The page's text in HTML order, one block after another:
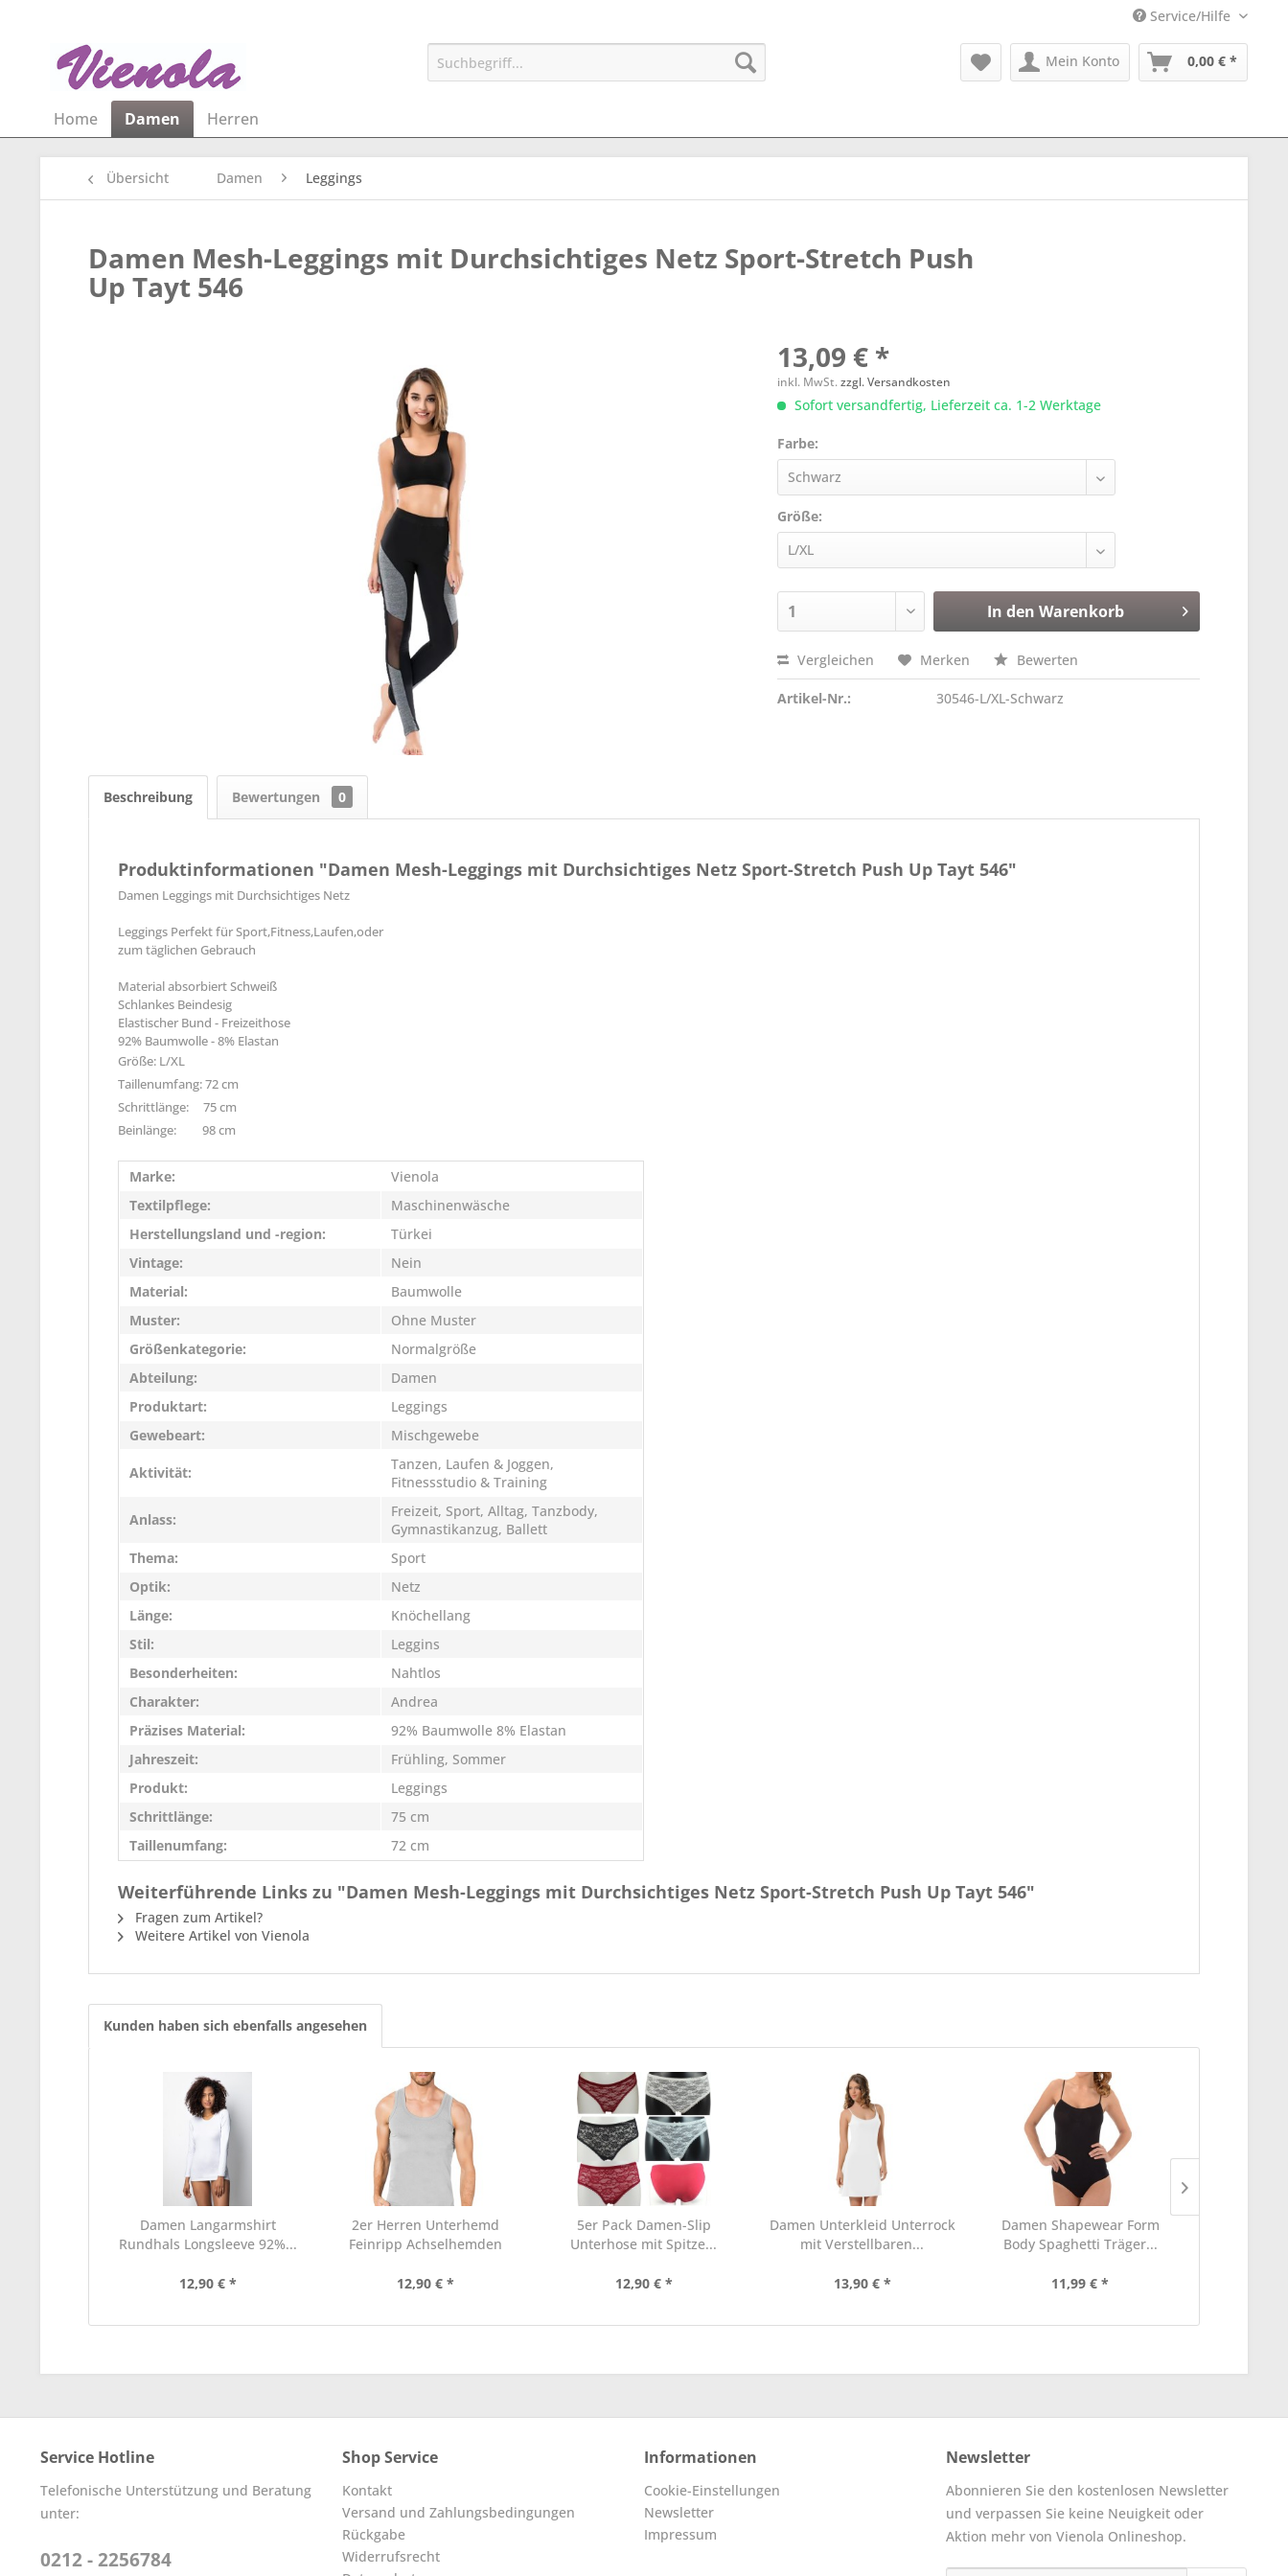
Service/Hilfe
Mein Konto 0,00 € *
Home Damen Herren
Übersicht Damen Leggings
Damen Mesh-Leggings mit Durchsichtiges Netz Sport-Stretch Push
Up Tayt 546
13,09 € *
inkl. MwSt.zzgl. Versandkosten
Sofort versandfertig, Lieferzeit ca. 1-2 Werktage
Farbe:
Größe:
In den Warenkorb
Vergleichen Merken Bewerten
Artikel-Nr.: 30546-L/XL-Schwarz
Beschreibung Bewertungen 0
Produktinformationen "Damen Mesh-Leggings mit Durchsichtiges Netz Sport-Stretch Push Up Tayt 546"
Damen Leggings mit Durchsichtiges Netz
Leggings Perfekt für Sport,Fitness,Laufen,oder
zum täglichen Gebrauch
Material absorbiert Schweiß
Schlankes Beindesig
Elastischer Bund - Freizeithose
92% Baumwolle - 8% Elastan
Größe: L/XL
Taillenumfang: 72 cm
Schrittlänge: 75 cm
Beinlänge: 98 cm
Marke:
Vienola
Textilpflege:
Maschinenwäsche
Herstellungsland und -region:
Türkei
Vintage:
Nein
Material:
Baumwolle
Muster:
Ohne Muster
Größenkategorie:
Normalgröße
Abteilung:
Damen
Produktart:
Leggings
Gewebeart:
Mischgewebe
Aktivität:
Tanzen, Laufen & Joggen,
Fitnessstudio & Training
Anlass:
Freizeit, Sport, Alltag, Tanzbody,
Gymnastikanzug, Ballett
Thema:
Sport
Optik:
Netz
Länge:
Knöchellang
Stil:
Leggins
Besonderheiten:
Nahtlos
Charakter:
Andrea
Präzises Material:
92% Baumwolle 8% Elastan
Jahreszeit:
Frühling, Sommer
Produkt:
Leggings
Schrittlänge:
75 cm
Taillenumfang:
72 cm
Weiterführende Links zu "Damen Mesh-Leggings mit Durchsichtiges Netz Sport-Stretch Push Up Tayt 546"
Fragen zum Artikel?
Weitere Artikel von Vienola
Kunden haben sich ebenfalls angesehen
Damen Langarmshirt
Rundhals Longsleeve 92%...
12,90 € *
2er Herren Unterhemd
Feinripp Achselhemden
12,90 € *
5er Pack Damen-Slip
Unterhose mit Spitze...
12,90 € *
Damen Unterkleid Unterrock
mit Verstellbaren...
13,90 € *
Damen Shapewear Form
Body Spaghetti Träger...
11,99 € *
Service Hotline
Telefonische Unterstützung und Beratung
unter:
0212 - 2256784
Shop Service
Kontakt
Versand und Zahlungsbedingungen
Rückgabe
Widerrufsrecht
Informationen
Cookie-Einstellungen
Newsletter
Impressum
Newsletter
Abonnieren Sie den kostenlosen Newsletter
und verpassen Sie keine Neuigkeit oder
Aktion mehr von Vienola Onlineshop.